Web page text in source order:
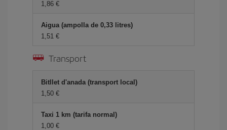
1,86
Aigua (ampolla de 0,33 litres)
1,51
Transport
Bitllet d'anada (transport local)
1,50
Taxi 1 km (tarifa normal)
1,00